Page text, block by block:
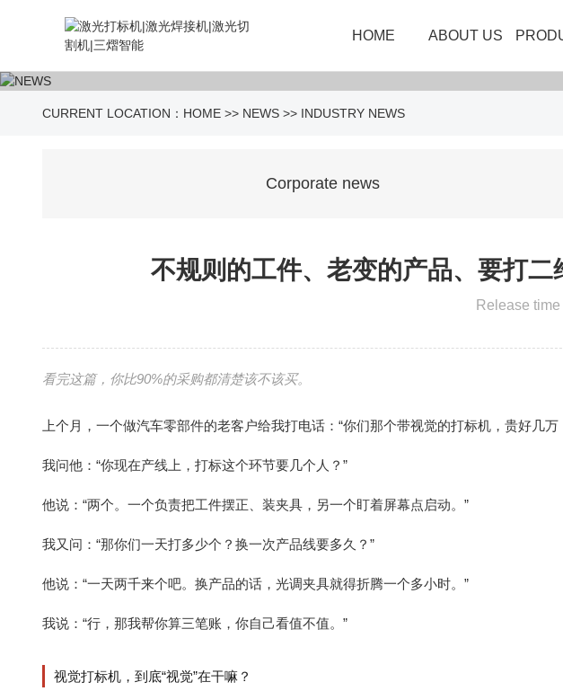
HOME ABOUT US
CURRENT LOCATION： HOME >> NEWS >> INDUSTRY NEWS
Corporate news
不规则的工件、老变的产品、要打
Release
看完这篇，你比90%的采购都清楚该不该买。
上个月，一个做汽车零部件的老客户给我打电话：“你们那个带视觉的打标机，贵好几万
我问他：“你现在产线上，打标这个环节要几个人？”
他说：“两个。一个负责把工件摆正、装夹具，另一个盯着屏幕点启动。”
我又问：“那你们一天打多少个？换一次产品线要多久？”
他说：“一天两千来个吧。换产品的话，光调夹具就得折腾一个多小时。”
我说：“行，那我帮你算三笔账，你自己看值不值。”
视觉打标机，到底“视觉”在干嘛？